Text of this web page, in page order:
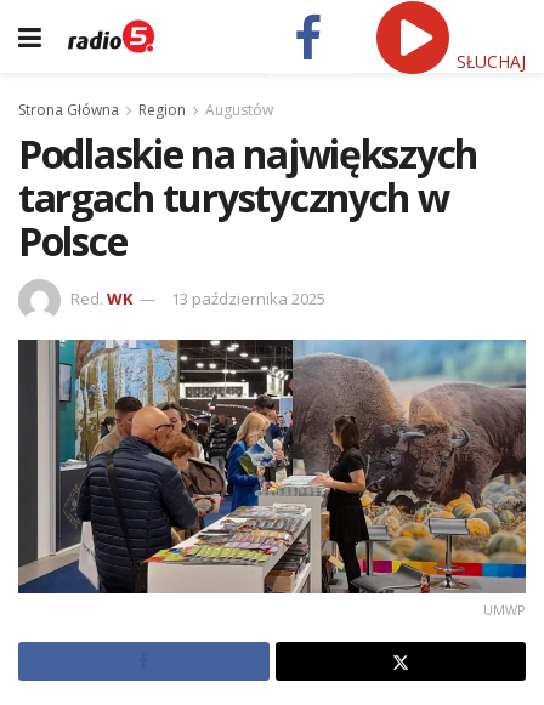
SŁUCHAJ
Strona Główna Region Augustów
Podlaskie na największych
targach turystycznych w
Polsce
Red. WK 13 października 2025
UMWP